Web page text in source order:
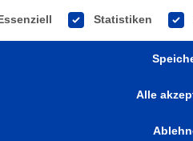
eine Liste der Service-
Statistiken
Alle